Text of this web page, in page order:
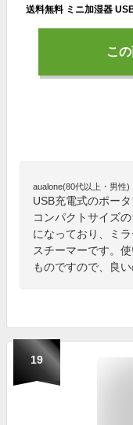
こ
aualone(80代以上・男性)
USB充電式のポー
コンパクトサイズ
になっており、ミ
スチーマーです。
ものですので、良
19